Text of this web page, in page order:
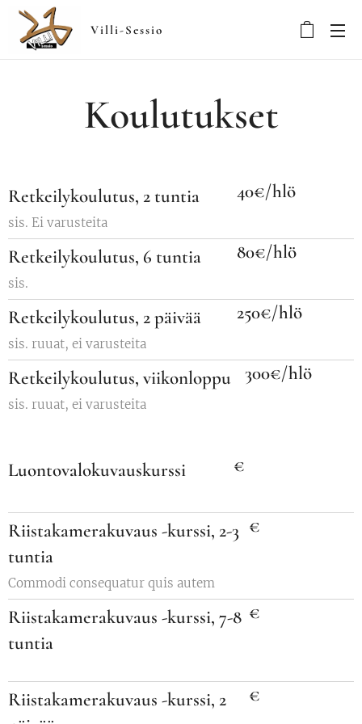
Villi-Sessio
Koulutukset
Retkeilykoulutus, 2 tuntia
sis. Ei varusteita
40€/hlö
Retkeilykoulutus, 6 tuntia
sis.
80€/hlö
Retkeilykoulutus, 2 päivää
sis. ruuat, ei varusteita
250€/hlö
Retkeilykoulutus, viikonloppu
sis. ruuat, ei varusteita
300€/hlö
Luontovalokuvauskurssi €
Riistakamerakuvaus -kurssi, 2-3
tuntia
Commodi consequatur quis autem
€
Riistakamerakuvaus -kurssi, 7-8
tuntia
€
Riistakamerakuvaus -kurssi, 2
€